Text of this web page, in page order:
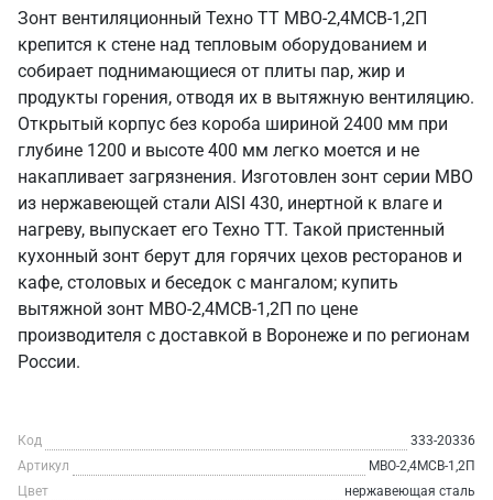
Зонт вентиляционный Техно ТТ МВО-2,4МСВ-1,2П
крепится к стене над тепловым оборудованием и
собирает поднимающиеся от плиты пар, жир и
продукты горения, отводя их в вытяжную вентиляцию.
Открытый корпус без короба шириной 2400 мм при
глубине 1200 и высоте 400 мм легко моется и не
накапливает загрязнения. Изготовлен зонт серии МВО
из нержавеющей стали AISI 430, инертной к влаге и
нагреву, выпускает его Техно ТТ. Такой пристенный
кухонный зонт берут для горячих цехов ресторанов и
кафе, столовых и беседок с мангалом; купить
вытяжной зонт МВО-2,4МСВ-1,2П по цене
производителя с доставкой в Воронеже и по регионам
России.
Код
333-20336
Артикул
МВО-2,4МСВ-1,2П
Цвет
нержавеющая сталь